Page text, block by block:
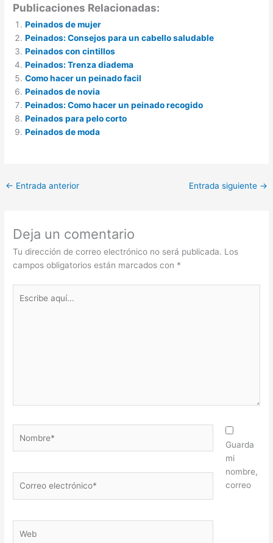
Publicaciones Relacionadas:
Peinados de mujer
Peinados: Consejos para un cabello saludable
Peinados con cintillos
Peinados: Trenza diadema
Como hacer un peinado facil
Peinados de novia
Peinados: Como hacer un peinado recogido
Peinados para pelo corto
Peinados de moda
← Entrada anterior Entrada siguiente →
Deja un comentario
Tu dirección de correo electrónico no será publicada. Los
campos obligatorios están marcados con *
aquí...
electrónico*
Guarda
mi
nombre,
correo